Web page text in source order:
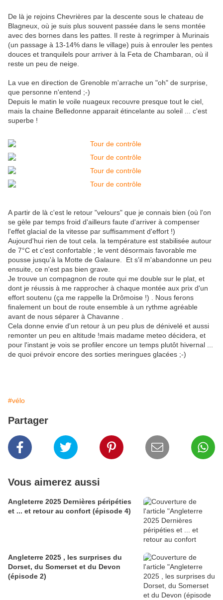
De là je rejoins Chevrières par la descente sous le chateau de
Blagneux, où je suis plus souvent passée dans le sens montée
avec des bornes dans les pattes. Il reste à regrimper à Murinais
(un passage à 13-14% dans le village) puis à enrouler les pentes
douces et tranquilels pour arriver à la Feta de Chambaran, où il
reste un peu de neige.
La vue en direction de Grenoble m'arrache un "oh" de surprise,
que personne n'entend ;-)
Depuis le matin le voile nuageux recouvre presque tout le ciel,
mais la chaine Belledonne apparait étincelante au soleil ... c'est
superbe !
A partir de là c'est le retour "velours" que je connais bien (où l'on
se gèle par temps froid d'ailleurs faute d'arriver à compenser
l'effet glacial de la vitesse par suffisamment d'effort !)
Aujourd'hui rien de tout cela. la température est stabilisée autour
de 7°C et c'est confortable ; le vent désormais favorable me
pousse jusqu'à la Motte de Galaure. Et s'il m'abandonne un peu
ensuite, ce n'est pas bien grave.
Je trouve un compagnon de route qui me double sur le plat, et
dont je réussis à me rapprocher à chaque montée aux prix d'un
effort soutenu (ça me rappelle la Drômoise !) . Nous ferons
finalement un bout de route ensemble à un rythme agréable
avant de nous séparer à Chavanne .
Cela donne envie d'un retour à un peu plus de dénivelé et aussi
remonter un peu en altitude !mais madame meteo décidera, et
pour l'instant je vois se profiler encore un temps plutôt hivernal ...
de quoi prévoir encore des sorties meringues glacées ;-)
#vélo
Partager
Vous aimerez aussi
Angleterre 2025 Dernières péripéties
et ... et retour au confort (épisode 4)
Angleterre 2025 , les surprises du
Dorset, du Somerset et du Devon
(épisode 2)